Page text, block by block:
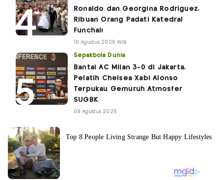
Ronaldo dan Georgina Rodriguez,
Ribuan Orang Padati Katedral
Funchal!
10 Agustus 2026 WIB
Sepakbola Dunia
Bantai AC Milan 3-0 di Jakarta,
Pelatih Chelsea Xabi Alonso
Terpukau Gemuruh Atmosfer
SUGBK
09 Agustus 2026